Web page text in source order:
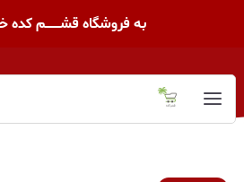
به فروشگاه قشــــــــم